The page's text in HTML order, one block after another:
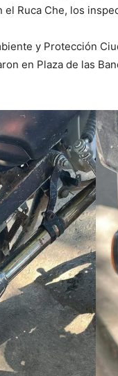
el Ruca Che, los
y Protección
en Plaza de las